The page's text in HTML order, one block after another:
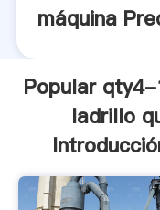
máquina
Popular
ladrillo